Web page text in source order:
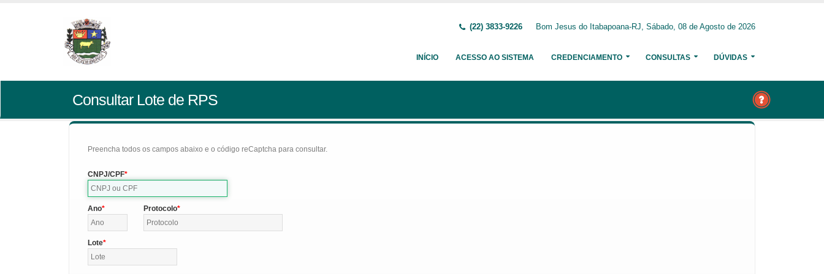
(22) 3833-9226 Bom Jesus do Itabapoana-RJ, Sábado, 08 de Agosto de 2026
INÍCIO ACESSO AO SISTEMA CREDENCIAMENTO CONSULTAS DÚVIDAS
Consultar Lote de RPS
Preencha todos os campos abaixo e o código reCaptcha para consultar.
CNPJ/CPF
Ano Protocolo
Lote